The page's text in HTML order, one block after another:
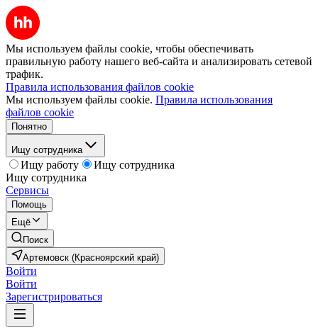
Мы используем файлы cookie, чтобы обеспечивать
правильную работу нашего веб-сайта и анализировать сетевой
трафик.
Правила использования файлов cookie
Мы используем файлы cookie. Правила использования
файлов cookie
Понятно
Ищу сотрудника
Ищу работу
Ищу сотрудника
Ищу сотрудника
Сервисы
Помощь
Ещё
Поиск
Артемовск (Красноярский край)
Войти
Войти
Зарегистрироваться